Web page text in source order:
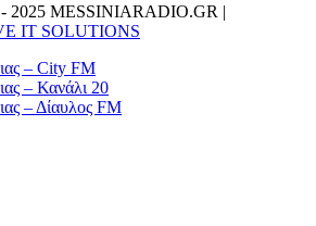
2025 MESSINIARADIO.GR |
IT SOLUTIONS
– City FM
– Κανάλι 20
– Δίαυλος FM